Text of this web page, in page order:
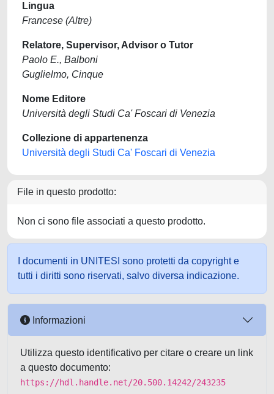
Lingua
Francese (Altre)
Relatore, Supervisor, Advisor o Tutor
Paolo E., Balboni
Guglielmo, Cinque
Nome Editore
Università degli Studi Ca' Foscari di Venezia
Collezione di appartenenza
Università degli Studi Ca' Foscari di Venezia
File in questo prodotto:
Non ci sono file associati a questo prodotto.
I documenti in UNITESI sono protetti da copyright e
tutti i diritti sono riservati, salvo diversa indicazione.
Informazioni
Utilizza questo identificativo per citare o creare un link
a questo documento:
https://hdl.handle.net/20.500.14242/243235